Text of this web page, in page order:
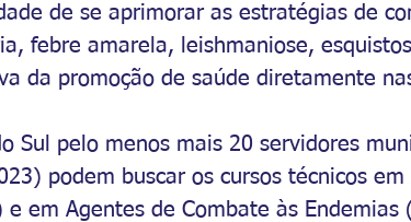
de se aprimorar as estratégias de
febre amarela, leishmaniose,
da promoção de saúde diretamente
Sul pelo menos mais 20 servidores
podem buscar os cursos técnicos
e em Agentes de Combate às Endemias